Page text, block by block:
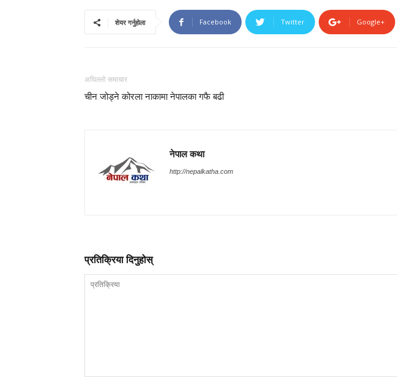
शेयर गर्नुहोला Facebook Twitter Google+
अघिल्लो समाचार
चीन जोड्ने कोरला नाकामा नेपालका गफै बढी
नेपाल कथा
http://nepalkatha.com
प्रतिक्रिया दिनुहोस्